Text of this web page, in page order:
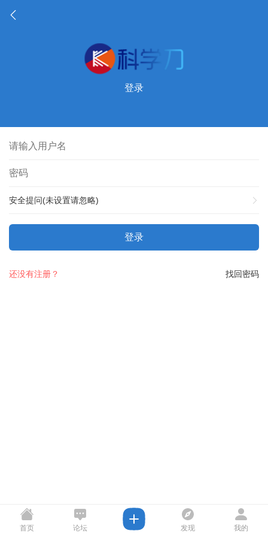
登录
安全提问(未设置请忽略)
登录
找回密码
还没有注册？
首页 论坛 发现 我的